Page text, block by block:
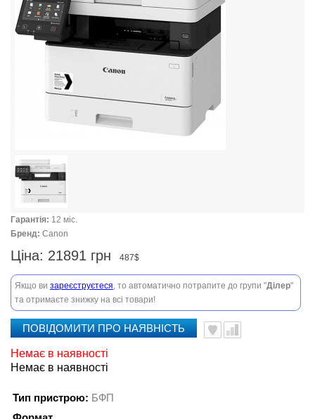
Гарантія: 12 міс.
Бренд: Canon
Ціна: 21891 грн 487$
Якщо ви зареєструєтеся, то автоматично потрапите до групи "Ділер"
та отримаєте знижку на всі товари!
ПОВІДОМИТИ ПРО НАЯВНІСТЬ
Немає в наявності
Немає в наявності
Тип пристрою: БФП